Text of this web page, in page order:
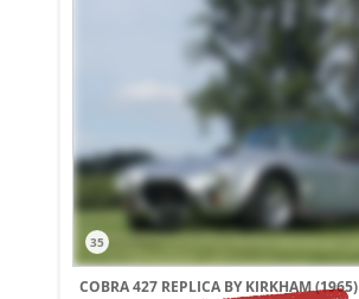
35
COBRA 427 REPLICA BY KIRKHAM (1965)